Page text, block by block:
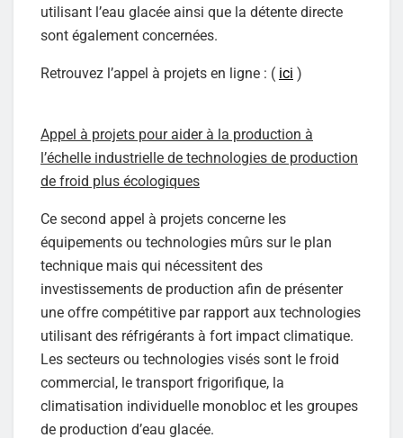
utilisant l’eau glacée ainsi que la détente directe
sont également concernées.
Retrouvez l’appel à projets en ligne : ( ici )
Appel à projets pour aider à la production à
l’échelle industrielle de technologies de production
de froid plus écologiques
Ce second appel à projets concerne les
équipements ou technologies mûrs sur le plan
technique mais qui nécessitent des
investissements de production afin de présenter
une offre compétitive par rapport aux technologies
utilisant des réfrigérants à fort impact climatique.
Les secteurs ou technologies visés sont le froid
commercial, le transport frigorifique, la
climatisation individuelle monobloc et les groupes
de production d’eau glacée.